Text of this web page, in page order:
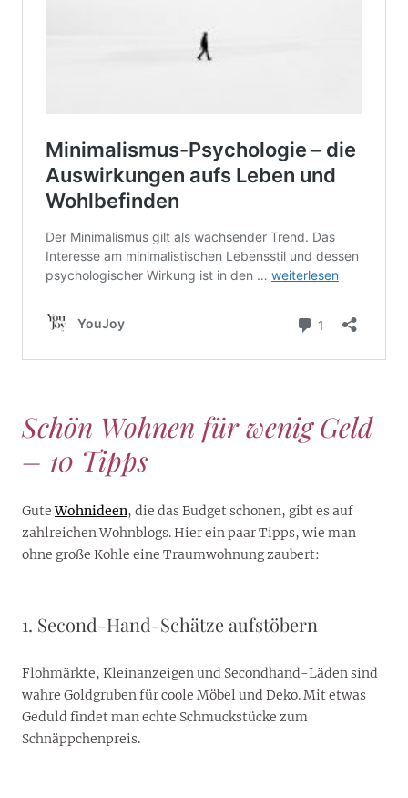
Schön Wohnen für wenig Geld
– 10 Tipps
GuteWohnideen, die das Budget schonen, gibt es auf
zahlreichen Wohnblogs. Hier ein paar Tipps, wie man
ohne große Kohle eine Traumwohnung zaubert:
1. Second-Hand-Schätze aufstöbern
Flohmärkte, Kleinanzeigen und Secondhand-Läden sind
wahre Goldgruben für coole Möbel und Deko. Mit etwas
Geduld findet man echte Schmuckstücke zum
Schnäppchenpreis.